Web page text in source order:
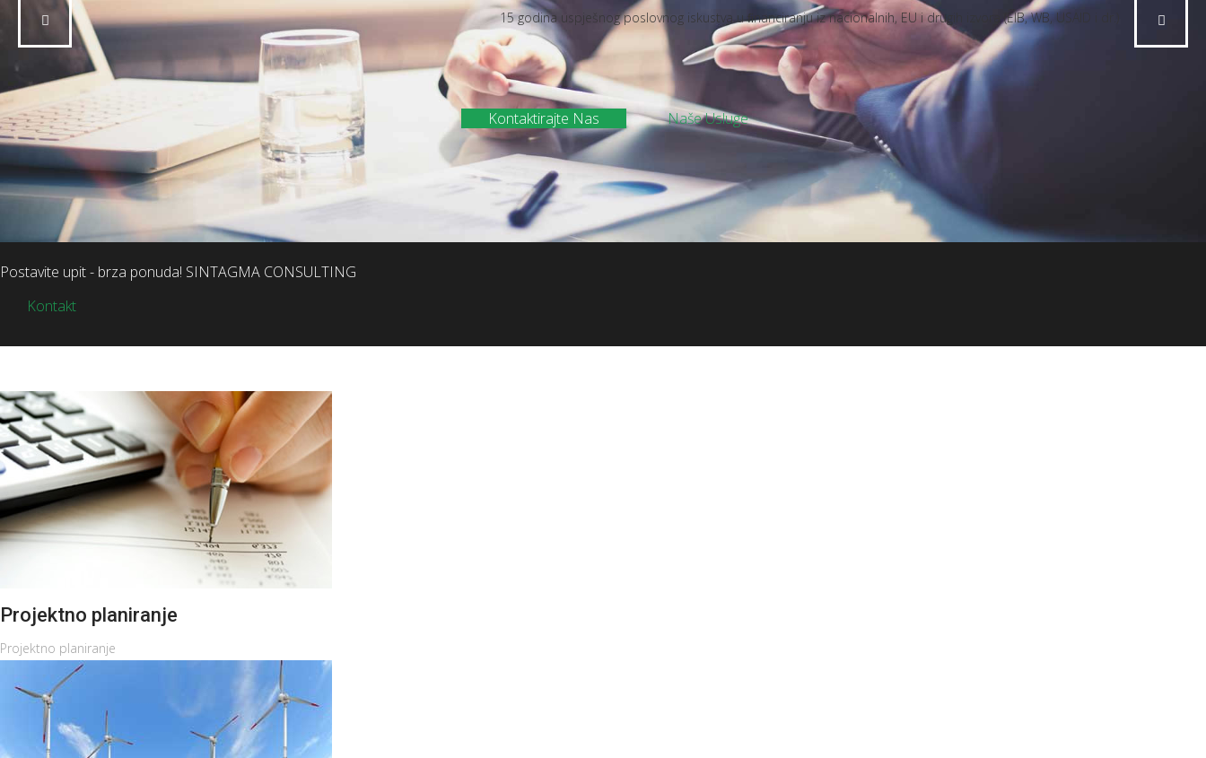
15 godina uspješnog poslovnog iskustva u ﬁnanciranju iz nacionalnih, EU i drugih izvora (EIB, WB, USAID i dr.)
Kontaktirajte Nas Naše Usluge
Postavite upit - brza ponuda! SINTAGMA CONSULTING
Kontakt
Projektno planiranje
Projektno planiranje